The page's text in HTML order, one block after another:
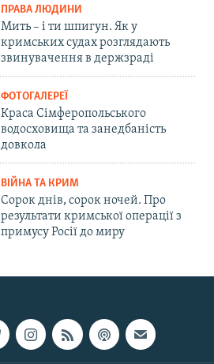
ПРАВА ЛЮДИНИ
Мить – і ти шпигун. Як у
кримських судах розглядають
звинувачення в держзраді
ФОТОГАЛЕРЕЇ
Краса Сімферопольського
водосховища та занедбаність
довкола
ВІЙНА ТА КРИМ
Сорок днів, сорок ночей. Про
результати кримської операції з
примусу Росії до миру